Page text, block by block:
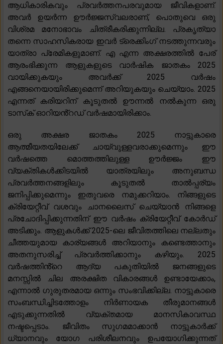
ആധികാരികവും പ്രവർത്തനപരവുമായ ജീവികളാണ്.
അവർ ഉയർന്ന ഊർജ്ജസ്വലരാണ്, പൊതുവെ ഒരു
വിശ്രമ മനോഭാവം ചിത്രീകരിക്കുന്നില്ല. പ്രകൃത്യാ
തന്നെ സാഹസികരായ ഇവർ ട്രെക്കിംഗ് നടത്തുന്നവരും
യാത്രാ പ്രേമികളുമാണ്. എ എന്ന അക്ഷരത്തിൽ പേര്
ആരംഭിക്കുന്ന ആളുകളുടെ വാർഷിക ജാതകം 2025
വായിക്കുകയും അവർക്ക് 2025 വർഷം
എങ്ങനെയായിരിക്കുമെന്ന് അറിയുകയും ചെയ്യാം. 2025
എന്നത് കരിയറിന് കൂടുതൽ ഊന്നൽ നൽകുന്ന ഒരു
ടാസ്‌ക് ഓറിയൻ്റഡ് വർഷമായിരിക്കാം.
ഒരു അക്ഷര ജാതകം 2025 നാട്ടുകാരെ
ആത്മീയതയിലേക്ക് ചായ്‌വുള്ളവരാക്കുമെന്നും ഈ
വർഷത്തെ മൊത്തത്തിലുള്ള ഊർജ്ജം ഈ
വ്യക്തികൾക്കിടയിൽ യാത്രയിലും അനുബന്ധ
പ്രവർത്തനങ്ങളിലും കൂടുതൽ താൽപ്പര്യം
ജനിപ്പിക്കുമെന്നും ഇതുവരെ നമുക്കറിയാം. നിങ്ങളുടെ
ക്രിയേറ്റീവ് വശവും ചാനലൈസ് ചെയ്യാൻ നിങ്ങളെ
പ്രചോദിപ്പിക്കുന്നതിന് ഈ വർഷം ക്രിയേറ്റീവ് കോർഡ്
അടിക്കും. ആളുകൾക്ക് 2025-ലെ ജീവിതത്തിലെ നല്ലതും
ചീത്തയുമായ കാര്യങ്ങൾ അറിയാനും കണ്ടെത്താനും
അതനുസരിച്ച് പ്രവർത്തിക്കാനും കഴിയും. 2025
വർഷത്തിൻ്റെ ആദ്യ പകുതിയിൽ ജനങ്ങളുടെ
മനസ്സിൽ ചില അരക്ഷിത വികാരങ്ങൾ ഉണ്ടായേക്കാം,
എന്നാൽ ഗുരുതരമായ ഒന്നും സംഭവിക്കില്ല. നാട്ടുകാരെ
സംബന്ധിച്ചിടത്തോളം നിർണായക തീരുമാനങ്ങൾ
എടുക്കുന്നതിൽ വ്യക്തമായ മാനസികാവസ്ഥ
നഷ്ടപ്പെടാം. ജീവിതം സുഗമമാക്കാൻ നാട്ടുകാർക്ക്
ധ്യാനവും യോഗ പരിശീലനവും ഉപയോഗിക്കുന്നത്